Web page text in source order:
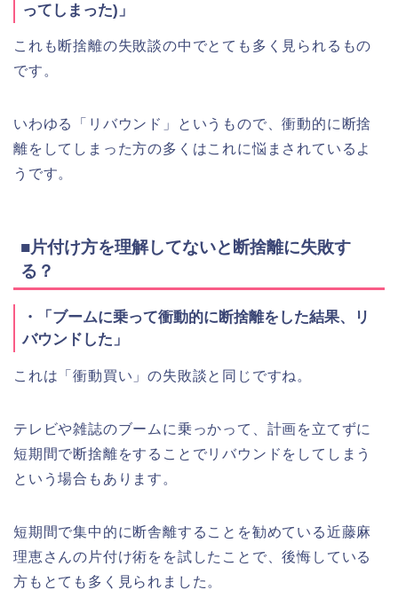
ってしまった)」
これも断捨離の失敗談の中でとても多く見られるもの
です。
いわゆる「リバウンド」というもので、衝動的に断捨
離をしてしまった方の多くはこれに悩まされているよ
うです。
■片付け方を理解してないと断捨離に失敗す
る？
・「ブームに乗って衝動的に断捨離をした結果、リ
バウンドした」
これは「衝動買い」の失敗談と同じですね。
テレビや雑誌のブームに乗っかって、計画を立てずに
短期間で断捨離をすることでリバウンドをしてしまう
という場合もあります。
短期間で集中的に断舎離することを勧めている近藤麻
理恵さんの片付け術をを試したことで、後悔している
方もとても多く見られました。